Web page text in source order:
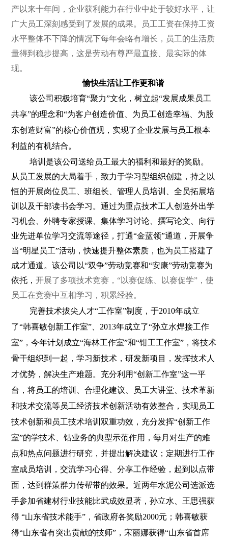
产以来十年间，企业获利能力在行业中处于较好水平，让
广大员工深刻感受到了发展的成果。员工工资在保持工资
水平整体不下降的情况下每年会略有增长，员工的生活质
量得到稳步提高，这是劳动有尊严最直接、最实际的体
现。
愉快生活让工作更和谐
该公司积极培育“聚力”文化，树立起“发展成果员工
共享”的理念和“为客户创造价值、为员工创造幸福、为股
东创造财富”的核心价值观，实现了企业发展与员工根本
利益的有机结合。
培训是该公司送给员工最大的福利和最好的奖励。
从员工发展的大局着手，致力于学习型组织创建，持之以
恒的开展岗位员工、班组长、管理人员培训、全员拓展培
训以及干部读书会学习。通过为重点技术工人创造外出学
习机会、外聘专家授课、集体学习讨论、撰写论文、向行
业先进单位学习交流等途径，打通“金蓝领”通道，开展争
当“明星员工”活动，快速提升整体素质，也为员工搭建了
成才通道。该公司以“双争”劳动竞赛和“安康”劳动竞赛为
依托，开展了多项技术竞赛，“以赛促练、以赛促学”，使
员工在竞赛中互相学习，积累经验。
完善技术拔尖人才“工作室”制度，于2010年成立
了“韩喜敏创新工作室”、 2013年成立了“孙立水焊接工作
室”，今年计划成立“海林工作室”和“钳工工作室”，将技术
骨干组织到一起，学习新技术，研发新项目，发挥技术人
才优势，解决生产难题。充分利用“创新工作室”这一平
台，将员工的培训、合理化建议、员工大讲堂、技术革新
和技术交流等员工经济技术创新活动有效整合，实现员工
技术创新和员工技术培训双重功效，充分发挥“创新工作
室”的学技术、钻业务的典型示范作用，每月对生产的难
点和热点问题进行研究，并提出解决建议；定期进行工作
室成员培训，交流学习心得、分享工作经验，起到以点带
面，达到群策群力传帮带的效果。近两年水泥公司选派选
手参加省建材行业技能比武成效显著，孙立水、王思强获
得 “山东省技术能手”，省政府各奖励2000元；韩喜敏获
得“山东省有突出贡献的技师”，宋丽娜获得“山东省首席